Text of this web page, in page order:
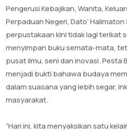
‎Pengerusi Kebajikan, Wanita,
Perpaduan Negeri, Dato’
perpustakaan kini tidak lagi terikat
menyimpan buku semata-mata,
pusat ilmu, seni dan inovasi. Pesta
menjadi bukti bahawa budaya
dalam suasana yang lebih segar,
masyarakat.
‎“Hari ini, kita menyaksikan satu